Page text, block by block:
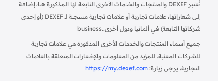
تُعتبر DEXEF والمنتجات والخدمات الأخرى التابعة لها المذكورة هنا، إضافة
إلى شعاراتها، علامات تجارية أو علامات تجارية مسجلة لـ DEXEF (أو إحدى
شركاتها التابعة) في ألمانيا ودول أخرى.business.
جميع أسماء المنتجات والخدمات الأخرى المذكورة هي علامات تجارية
للشركات المعنية. للمزيد من المعلومات والإشعارات المتعلقة بالعلامات
التجارية، يرجى زيارة: https://my.dexef.com